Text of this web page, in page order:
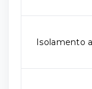
Isolamento